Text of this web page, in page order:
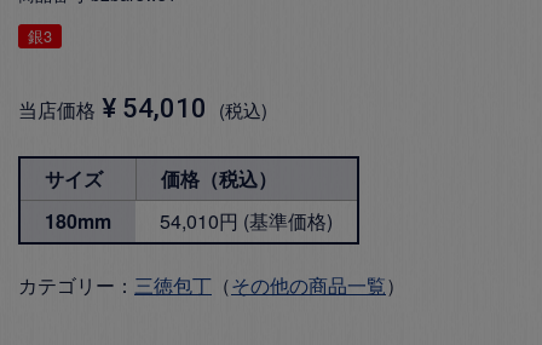
銀3
当店価格 ¥ 54,010 税込
サイズ
価格（税込）
180mm
54,010円 (基準価格)
カテゴリー： 三徳包丁 （その他の商品一覧）